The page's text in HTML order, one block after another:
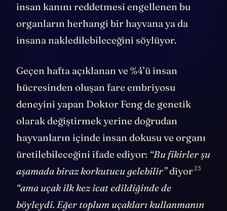
insan kanını reddetmesi engellenen bu
organların herhangi bir hayvana ya da
insana nakledilebileceğini söylüyor.
Geçen hafta açıklanan ve %4’ü insan
hücresinden oluşan fare embriyosu
deneyini yapan Doktor Feng de genetik
olarak değiştirmek yerine doğrudan
hayvanların içinde insan dokusu ve organı
üretilebileceğini ifade ediyor: “Bu fikirler şu
aşamada biraz korkutucu gelebilir”diyor23
“ama uçak ilk kez icat edildiğinde de
böyleydi. Eğer toplum uçakları kullanmanın